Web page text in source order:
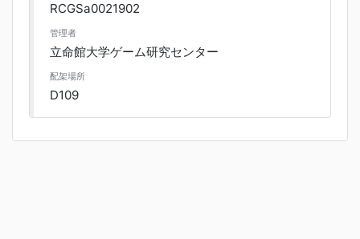
RCGSa0021902
管理者
立命館大学ゲーム研究センター
配架場所
D109